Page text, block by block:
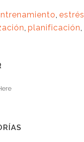
, estrés
, planificación,